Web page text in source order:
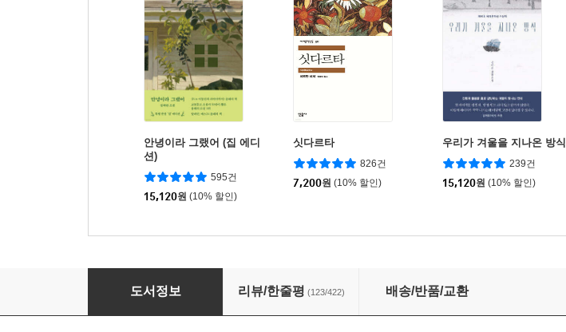
안녕이라 그랬어 (집 에디
션)
595건
15,120원 (10% 할인)
싯다르타
826건
7,200원 (10% 할인)
우리가 겨울을 지나온 방식
239건
15,120원 (10% 할인)
나는 가해자의 엄마입니다
도서정보 리뷰/한줄평 (123/422) 배송/반품/교환